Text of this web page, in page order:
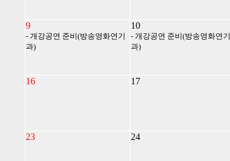
9
- 개강공연 준비(방송영화연기
과)
10
- 개강공연 준비(방송영화연기
과)
16 17
23 24